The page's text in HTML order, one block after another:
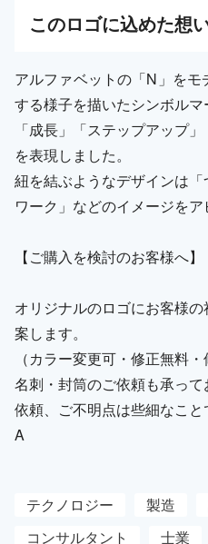
このロゴに込めた想
アルファベットの「N」をモ
する様子を描いたシンボルマ
「成長」「ステップアップ
を表現しました。
紐を結ぶようなデザインは
ワーク」などのイメージをア
【ご購入を検討のお客様へ】
オリジナルのロゴにお客様
案します。
（カラー変更可・修正無料
名刺・封筒のご依頼も承っ
依頼、ご不明点は些細なこと
A
テクノロジー 製造
コンサルタント
士業